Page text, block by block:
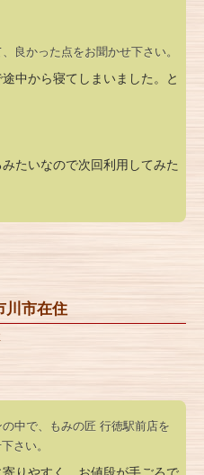
良かった点をお聞かせ下さい。
中から寝てしまいました。と
たいなので次回利用してみた
川市在住
中で、もみの匠 行徳駅前店を
さい。